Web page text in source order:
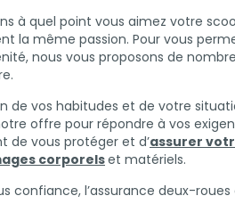
à quel point vous aimez votre
la même passion. Pour vous
nous vous proposons de
de vos habitudes et de votre
offre pour répondre à vos
de vous protéger et d’assurer
corporelset matériels.
confiance, l’assurance deux-